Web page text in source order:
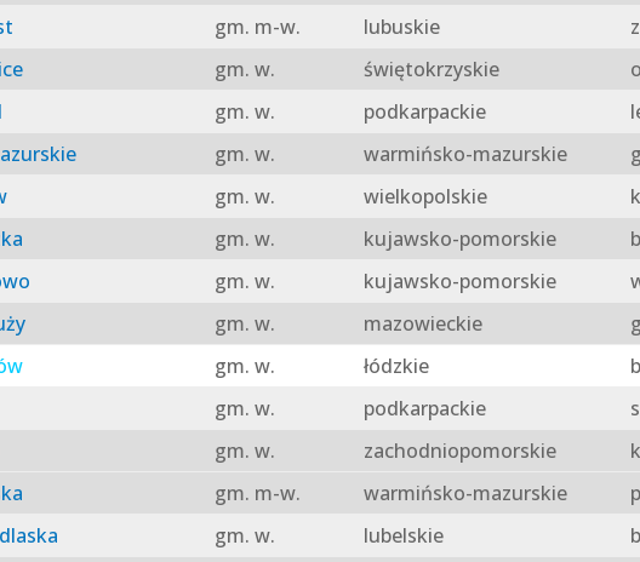
gm. m-w. lubuskie
gm. w. świętokrzyskie
gm. w. podkarpackie
gm. w. warmińsko-mazurskie
gm. w. wielkopolskie
gm. w. kujawsko-pomorskie
gm. w. kujawsko-pomorskie
gm. w. mazowieckie
gm. w. łódzkie
gm. w. podkarpackie
gm. w. zachodniopomorskie
gm. m-w. warmińsko-mazurskie
gm. w. lubelskie